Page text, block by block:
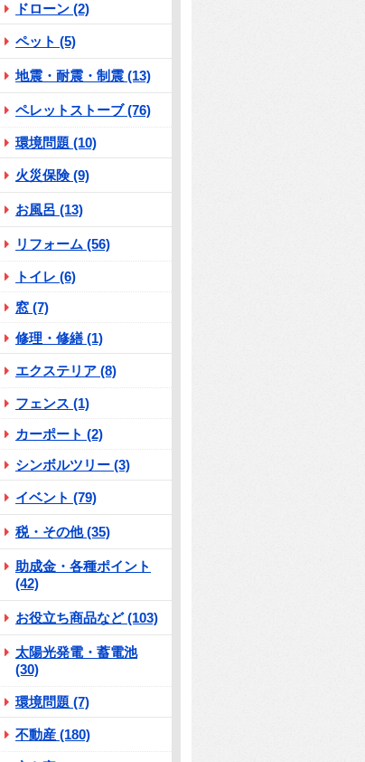
ドローン (2)
ペット (5)
地震・耐震・制震 (13)
ペレットストーブ (76)
環境問題 (10)
火災保険 (9)
お風呂 (13)
リフォーム (56)
トイレ (6)
窓 (7)
修理・修繕 (1)
エクステリア (8)
フェンス (1)
カーポート (2)
シンボルツリー (3)
イベント (79)
税・その他 (35)
助成金・各種ポイント
(42)
お役立ち商品など (103)
太陽光発電・蓄電池
(30)
環境問題 (7)
不動産 (180)